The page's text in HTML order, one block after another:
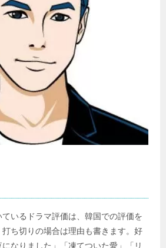
いるドラマ評価は、韓国での評価を
ち切りの場合は理由も書きます。好
なりました」「凍てついた愛」「リ